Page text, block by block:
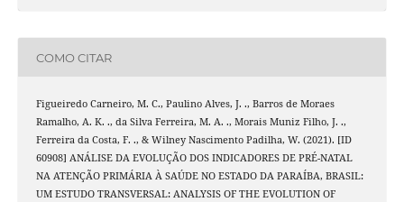
COMO CITAR
Figueiredo Carneiro, M. C., Paulino Alves, J. ., Barros de Moraes
Ramalho, A. K. ., da Silva Ferreira, M. A. ., Morais Muniz Filho, J. .,
Ferreira da Costa, F. ., & Wilney Nascimento Padilha, W. (2021). [ID
60908] ANÁLISE DA EVOLUÇÃO DOS INDICADORES DE PRÉ-NATAL
NA ATENÇÃO PRIMÁRIA À SAÚDE NO ESTADO DA PARAÍBA, BRASIL:
UM ESTUDO TRANSVERSAL: ANALYSIS OF THE EVOLUTION OF